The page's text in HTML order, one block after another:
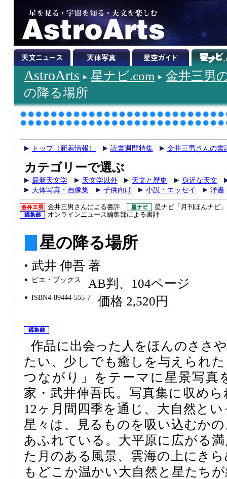
AstroArts 星ナビ.com
金井三男
の降る場所
トップ（新着情報） 読書週間特集 金井三男さんの書
カテゴリーで選ぶ
最新天文学 天文学以外 天文と歴史
身近な天文
天体写真・画像集
子供向け 小説・エッセイ 洋書
金井三男さんによる書評
星ナビ「月刊ほんナビ
オンラインニュース編集部による書評
星の降る場所
武井 伸吾 著
ピエ・ブックス AB判、104ページ
ISBN4-89444-555-7 価格 2,520円
作品に出会った人をほんのささ
たい、少しでも癒しを与えられ
つながり」をテーマに星景写真
家・武井伸吾氏。写真集に収め
12ヶ月間四季を通じ、大自然と
星々は、見るものを吸い込むか
あふれている。大平原に広がる
た月のある風景、雲海の上にき
もどこか温かい大自然と星たち